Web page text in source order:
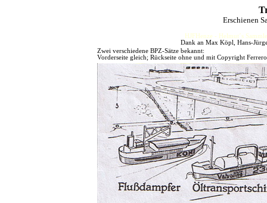
Erschienen
HJFHenze - Helmut´s
Dank an Max Köpl, Hans-
Zwei verschiedene BPZ-Sätze bekannt:
Vorderseite gleich; Rückseite ohne und mit Copyright